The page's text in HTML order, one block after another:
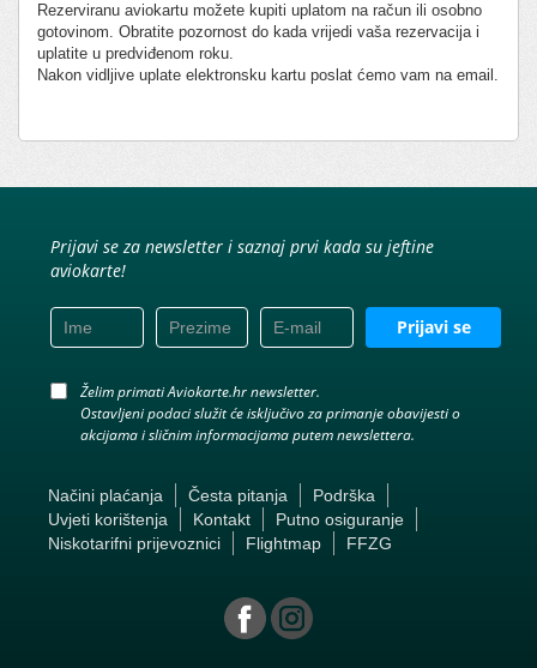
Rezerviranu aviokartu možete kupiti uplatom na račun ili osobno
gotovinom. Obratite pozornost do kada vrijedi vaša rezervacija i
uplatite u predviđenom roku.
Nakon vidljive uplate elektronsku kartu poslat ćemo vam na email.
Prijavi se za newsletter i saznaj prvi kada su jeftine
aviokarte!
Prijavi se
Želim primati Aviokarte.hr newsletter.
Ostavljeni podaci služit će isključivo za primanje obavijesti o
akcijama i sličnim informacijama putem newslettera.
Načini plaćanja Česta pitanja
Podrška
Uvjeti korištenja
Kontakt
Putno osiguranje
Niskotarifni prijevoznici
Flightmap FFZG